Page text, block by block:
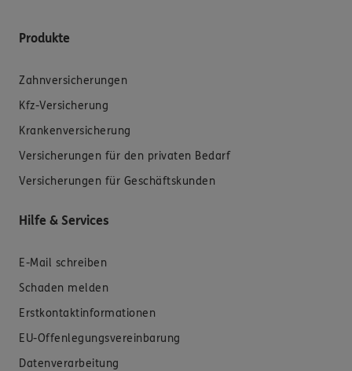
Produkte
Zahnversicherungen
Kfz-Versicherung
Krankenversicherung
Versicherungen für den privaten Bedarf
Versicherungen für Geschäftskunden
Hilfe & Services
E-Mail schreiben
Schaden melden
Erstkontaktinformationen
EU-Offenlegungsvereinbarung
Datenverarbeitung